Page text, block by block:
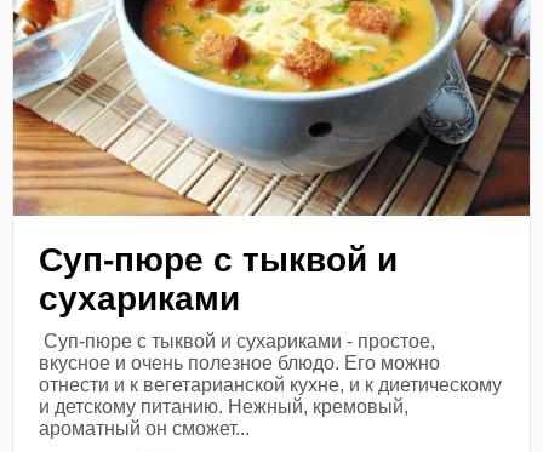
Суп-пюре с тыквой и
сухариками
Суп-пюре с тыквой и сухариками - простое,
вкусное и очень полезное блюдо. Его можно
отнести и к вегетарианской кухне, и к диетическому
и детскому питанию. Нежный, кремовый,
ароматный он сможет...